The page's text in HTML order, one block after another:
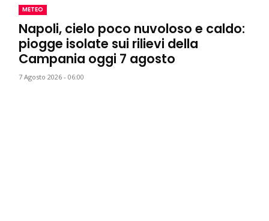
METEO
Napoli, cielo poco nuvoloso e caldo:
piogge isolate sui rilievi della
Campania oggi 7 agosto
7 Agosto 2026 - 06:00